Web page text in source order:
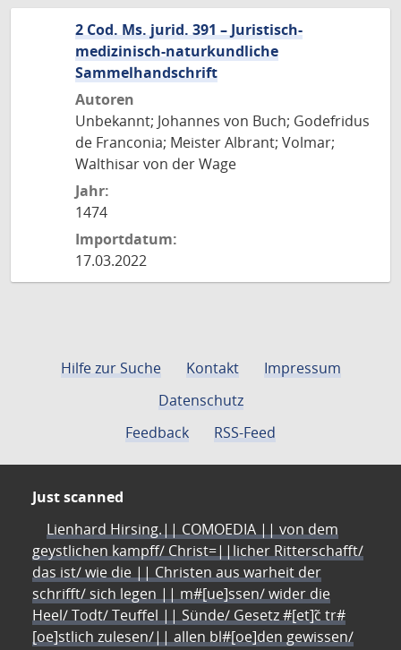
2 Cod. Ms. jurid. 391 – Juristisch-
medizinisch-naturkundliche
Sammelhandschrift
Autoren
Unbekannt; Johannes von Buch; Godefridus
de Franconia; Meister Albrant; Volmar;
Walthisar von der Wage
Jahr:
1474
Importdatum:
17.03.2022
Hilfe zur Suche Kontakt
Impressum
Datenschutz
Feedback
RSS-Feed
Just scanned
Lienhard Hirsing.|| COMOEDIA || von dem
geystlichen kampff/ Christ=||licher Ritterschafft/
das ist/ wie die || Christen aus warheit der
schrifft/ sich legen || m#[ue]ssen/ wider die
Heel/ Todt/ Teuffel || Sünde/ Gesetz #[et]c̃ tr#
[oe]stlich zulesen/|| allen bl#[oe]den gewissen/